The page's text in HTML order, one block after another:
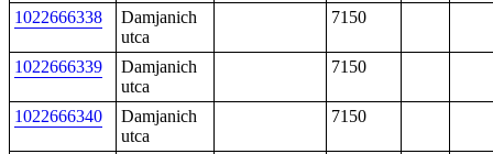
1022666338
Damjanich
utca
7150
1022666339
Damjanich
utca
7150
1022666340
Damjanich
utca
7150